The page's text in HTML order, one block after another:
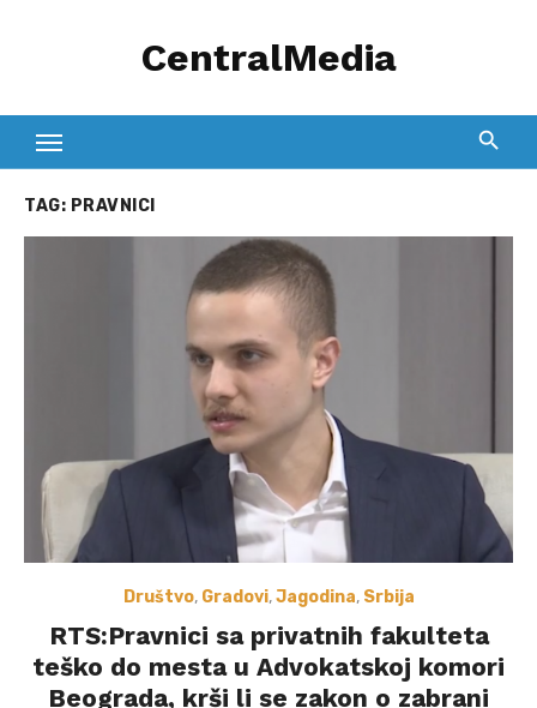
CentralMedia
TAG: PRAVNICI
Društvo, Gradovi,Jagodina, Srbija
RTS:Pravnici sa privatnih fakulteta
teško do mesta u Advokatskoj komori
Beograda, krši li se zakon o zabrani